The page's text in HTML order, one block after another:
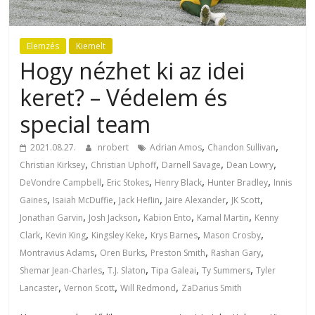
Elemzés Kiemelt
Hogy nézhet ki az idei
keret? – Védelem és
special team
2021.08.27. nrobert Adrian Amos, Chandon Sullivan,
Christian Kirksey, Christian Uphoff, Darnell Savage, Dean Lowry,
DeVondre Campbell, Eric Stokes, Henry Black, Hunter Bradley, Innis
Gaines, Isaiah McDuffie, Jack Heflin, Jaire Alexander, JK Scott,
Jonathan Garvin, Josh Jackson, Kabion Ento, Kamal Martin, Kenny
Clark, Kevin King, Kingsley Keke, Krys Barnes, Mason Crosby,
Montravius Adams, Oren Burks, Preston Smith, Rashan Gary,
Shemar Jean-Charles,T.J. Slaton,Tipa Galeai,Ty Summers,Tyler
Lancaster,Vernon Scott,Will Redmond, ZaDarius Smith